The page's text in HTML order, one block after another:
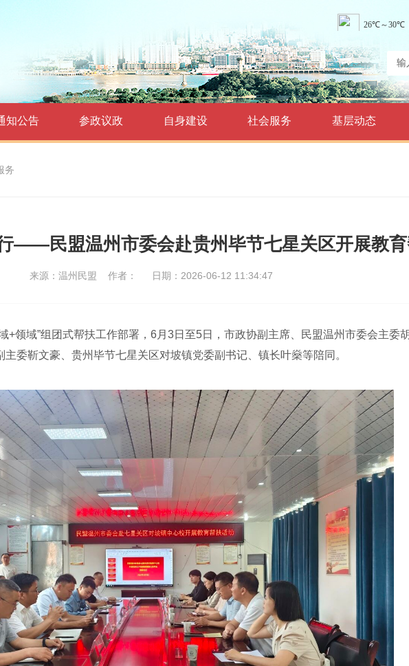
知公告 参政议政 自身建设 社会服务 基层动态
务
——民盟温州市委会赴贵州毕节七星关区开展教
来源：温州民盟 作者： 日期：2026-06-12 11:34:47
域”组团式帮扶工作部署，6月3日至5日，市政协副主席、民盟温州市委会主委
委靳文豪、贵州毕节七星关区对坡镇党委副书记、镇长叶燊等陪同。